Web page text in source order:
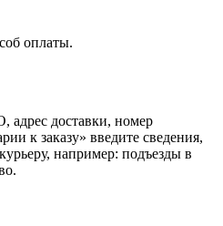
оплаты.
адрес доставки, номер
к заказу» введите сведения,
например: подъезды в